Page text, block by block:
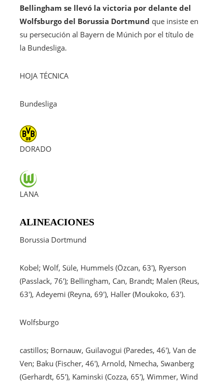
Bellingham se llevó la victoria por delante del
Wolfsburgo del Borussia Dortmund que insiste en
su persecución al Bayern de Múnich por el título de
la Bundesliga.
HOJA TÉCNICA
Bundesliga
DORADO
LANA
ALINEACIONES
Borussia Dortmund
Kobel; Wolf, Süle, Hummels (Özcan, 63′), Ryerson
(Passlack, 76′); Bellingham, Can, Brandt; Malen (Reus,
63′), Adeyemi (Reyna, 69′), Haller (Moukoko, 63′).
Wolfsburgo
castillos; Bornauw, Guilavogui (Paredes, 46′), Van de
Ven; Baku (Fischer, 46′), Arnold, Nmecha, Swanberg
(Gerhardt, 65′), Kaminski (Cozza, 65′), Wimmer, Wind